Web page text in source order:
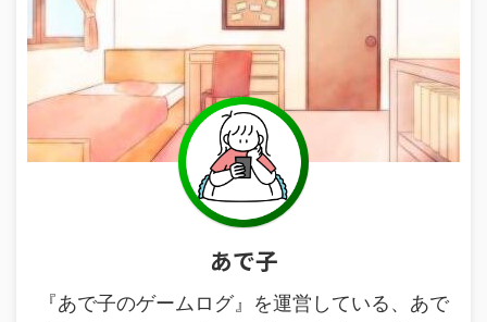
あで子
『あで子のゲームログ』を運営している、あで